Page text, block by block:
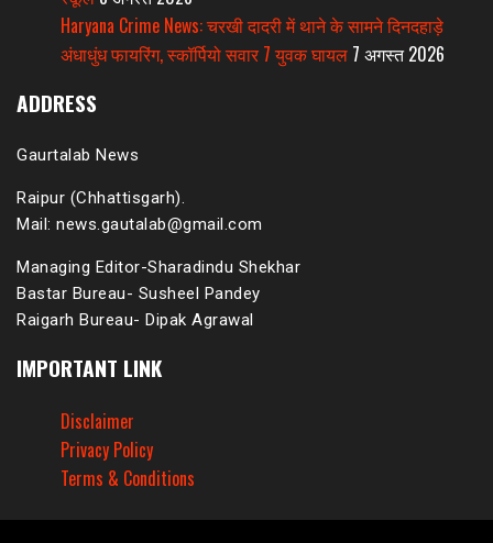
Haryana Crime News: चरखी दादरी में थाने के सामने दिनदहाड़े
अंधाधुंध फायरिंग, स्कॉर्पियो सवार 7 युवक घायल 7 अगस्त 2026
ADDRESS
Gaurtalab News
Raipur (Chhattisgarh).
Mail: news.gautalab@gmail.com
Managing Editor-Sharadindu Shekhar
Bastar Bureau- Susheel Pandey
Raigarh Bureau- Dipak Agrawal
IMPORTANT LINK
Disclaimer
Privacy Policy
Terms & Conditions